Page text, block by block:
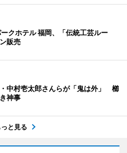
クホテル 福岡、「伝統工芸ルー
販売
中村壱太郎さんらが「鬼は外」 櫛
神事
っと見る